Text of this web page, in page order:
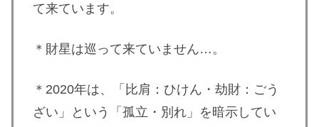
て来ています。
＊財星は巡って来ていません…。
＊2020年は、「比肩：ひけん・劫財：ごう
ざい」という「孤立・別れ」を暗示してい